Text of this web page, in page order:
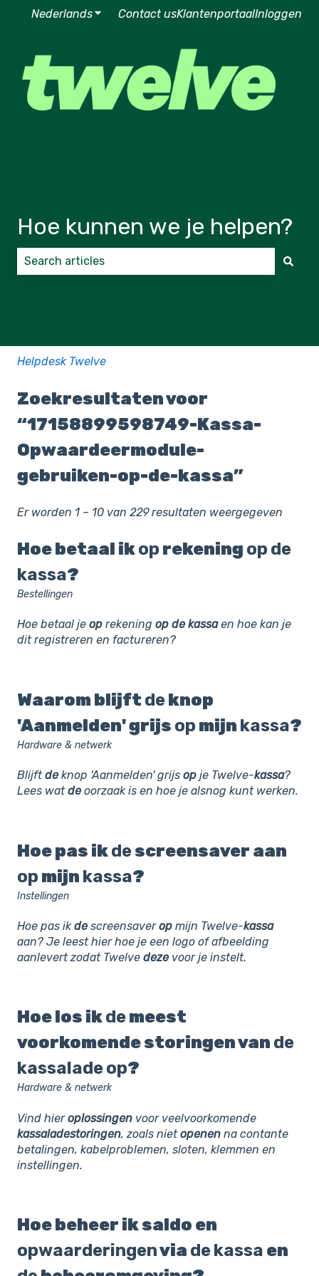
NederlandsSubmenu tonen voor vertalingen
Contact usKlantenportaalInloggen
Hoe kunnen we je helpen?
Helpdesk Twelve
Zoekresultaten voor
“17158899598749-Kassa-
Opwaardeermodule-
gebruiken-op-de-kassa”
Er worden 1 – 10 van 229 resultaten weergegeven
Hoe betaal ikop rekening op de
kassa?
Bestellingen
Hoe betaal je op rekening op de kassaen hoe kan je
dit registreren en factureren?
Waarom blijft deknop
'Aanmelden' grijs op mijn kassa?
Hardware & netwerk
Blijftde knop 'Aanmelden' grijs op je Twelve-kassa?
Lees watde oorzaak is en hoe je alsnog kunt werken.
Hoe pas ikdescreensaver aan
op mijn kassa?
Instellingen
Hoe pas ikde screensaverop mijn Twelve-kassa
aan? Je leest hier hoe je een logo of afbeelding
aanlevert zodat Twelve deze voor je instelt.
Hoe los ikdemeest
voorkomende storingen van de
kassaladeop?
Hardware & netwerk
Vind hieroplossingen voor veelvoorkomende
kassaladestoringen, zoals nietopenen na contante
betalingen, kabelproblemen, sloten, klemmen en
instellingen.
Hoe beheer ik saldo en
opwaarderingenvia dekassa en